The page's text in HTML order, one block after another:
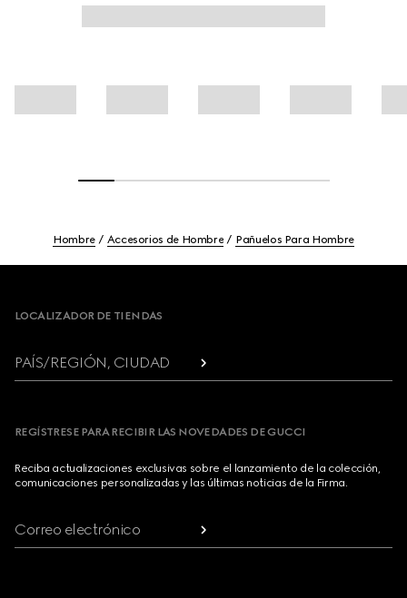
Hombre Accesorios de Hombre Pañuelos Para Hombre
LOCALIZADOR DE TIENDAS
PAÍS/REGIÓN, CIUDAD
REGÍSTRESE PARA RECIBIR LAS NOVEDADES DE GUCCI
Reciba actualizaciones exclusivas sobre el lanzamiento de la colección,
comunicaciones personalizadas y las últimas noticias de la Firma.
Correo electrónico